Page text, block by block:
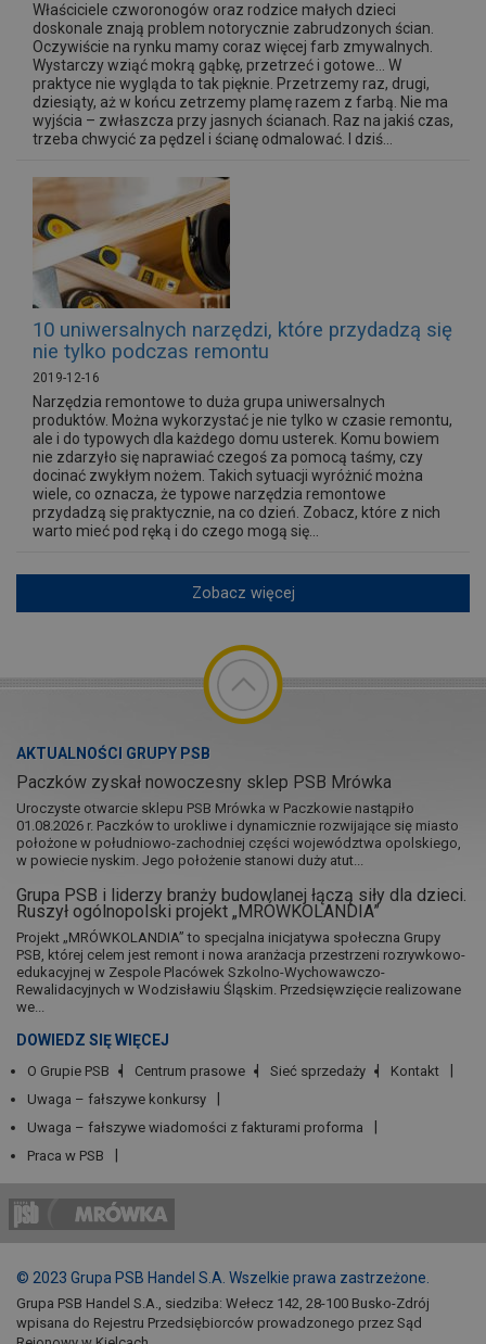
Właściciele czworonogów oraz rodzice małych dzieci
doskonale znają problem notorycznie zabrudzonych ścian.
Oczywiście na rynku mamy coraz więcej farb zmywalnych.
Wystarczy wziąć mokrą gąbkę, przetrzeć i gotowe… W
praktyce nie wygląda to tak pięknie. Przetrzemy raz, drugi,
dziesiąty, aż w końcu zetrzemy plamę razem z farbą. Nie ma
wyjścia – zwłaszcza przy jasnych ścianach. Raz na jakiś czas,
trzeba chwycić za pędzel i ścianę odmalować. I dziś...
10 uniwersalnych narzędzi, które przydadzą się
nie tylko podczas remontu
2019-12-16
Narzędzia remontowe to duża grupa uniwersalnych
produktów. Można wykorzystać je nie tylko w czasie remontu,
ale i do typowych dla każdego domu usterek. Komu bowiem
nie zdarzyło się naprawiać czegoś za pomocą taśmy, czy
docinać zwykłym nożem. Takich sytuacji wyróżnić można
wiele, co oznacza, że typowe narzędzia remontowe
przydadzą się praktycznie, na co dzień. Zobacz, które z nich
warto mieć pod ręką i do czego mogą się...
Zobacz więcej
AKTUALNOŚCI GRUPY PSB
Paczków zyskał nowoczesny sklep PSB Mrówka
Uroczyste otwarcie sklepu PSB Mrówka w Paczkowie nastąpiło
01.08.2026 r. Paczków to urokliwe i dynamicznie rozwijające się miasto
położone w południowo-zachodniej części województwa opolskiego,
w powiecie nyskim. Jego położenie stanowi duży atut...
Grupa PSB i liderzy branży budowlanej łączą siły dla dzieci.
Ruszył ogólnopolski projekt „MRÓWKOLANDIA”
Projekt „MRÓWKOLANDIA” to specjalna inicjatywa społeczna Grupy
PSB, której celem jest remont i nowa aranżacja przestrzeni rozrywkowo-
edukacyjnej w Zespole Placówek Szkolno-Wychowawczo-
Rewalidacyjnych w Wodzisławiu Śląskim. Przedsięwzięcie realizowane
we...
DOWIEDZ SIĘ WIĘCEJ
O Grupie PSB Centrum prasowe Sieć sprzedaży
Kontakt
Uwaga – fałszywe konkursy
Uwaga – fałszywe wiadomości z fakturami proforma
Praca w PSB
© 2023 Grupa PSB Handel S.A. Wszelkie prawa zastrzeżone.
Grupa PSB Handel S.A., siedziba: Wełecz 142, 28-100 Busko-Zdrój
wpisana do Rejestru Przedsiębiorców prowadzonego przez Sąd